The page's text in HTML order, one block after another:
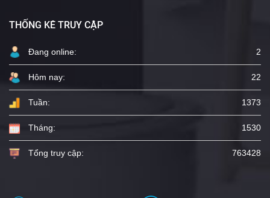
THỐNG KÊ TRUY CẬP
Đang online: 2
Hôm nay: 22
Tuần: 1373
Tháng: 1530
Tổng truy cập: 763428